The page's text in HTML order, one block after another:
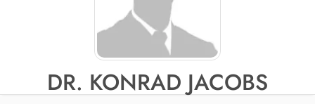
DR. KONRAD JACOBS